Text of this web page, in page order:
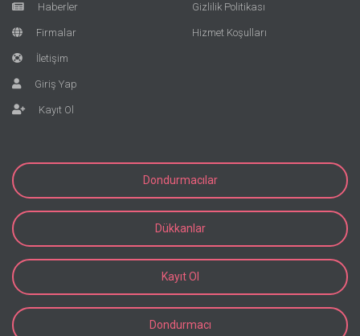
Haberler
Firmalar
İletişim
Giriş Yap
Kayıt Ol
Gizlilik Politikası
Hizmet Koşulları
Dondurmacılar
Dükkanlar
Kayıt Ol
Dondurmacı